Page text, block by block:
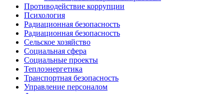
Противодействие коррупции
Психология
Радиационная безопасность
Радиационная безопасность
Сельское хозяйство
Социальная сфера
Социальные проекты
Теплоэнергетика
Транспортная безопасность
Управление персоналом